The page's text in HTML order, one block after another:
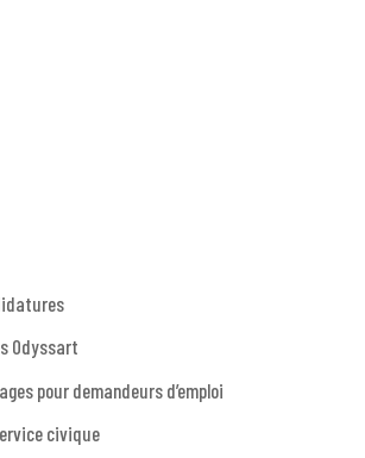
Odyssart
pour demandeurs d’emploi
civique